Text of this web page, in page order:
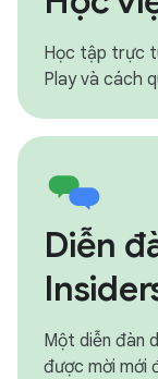
Học tập trực
Play và cách
Diễn
Một diễn đàn
được mời mới